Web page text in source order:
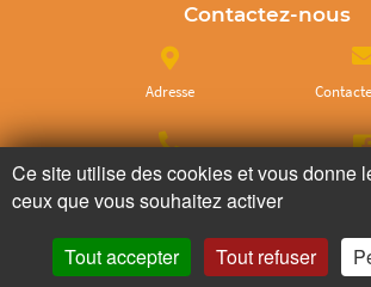
Contactez-nous
Adresse
Appelez nous
Instagram
Ce site utilise des cookies et vous donne
ceux que vous souhaitez activer
Tout accepter Tout refuser